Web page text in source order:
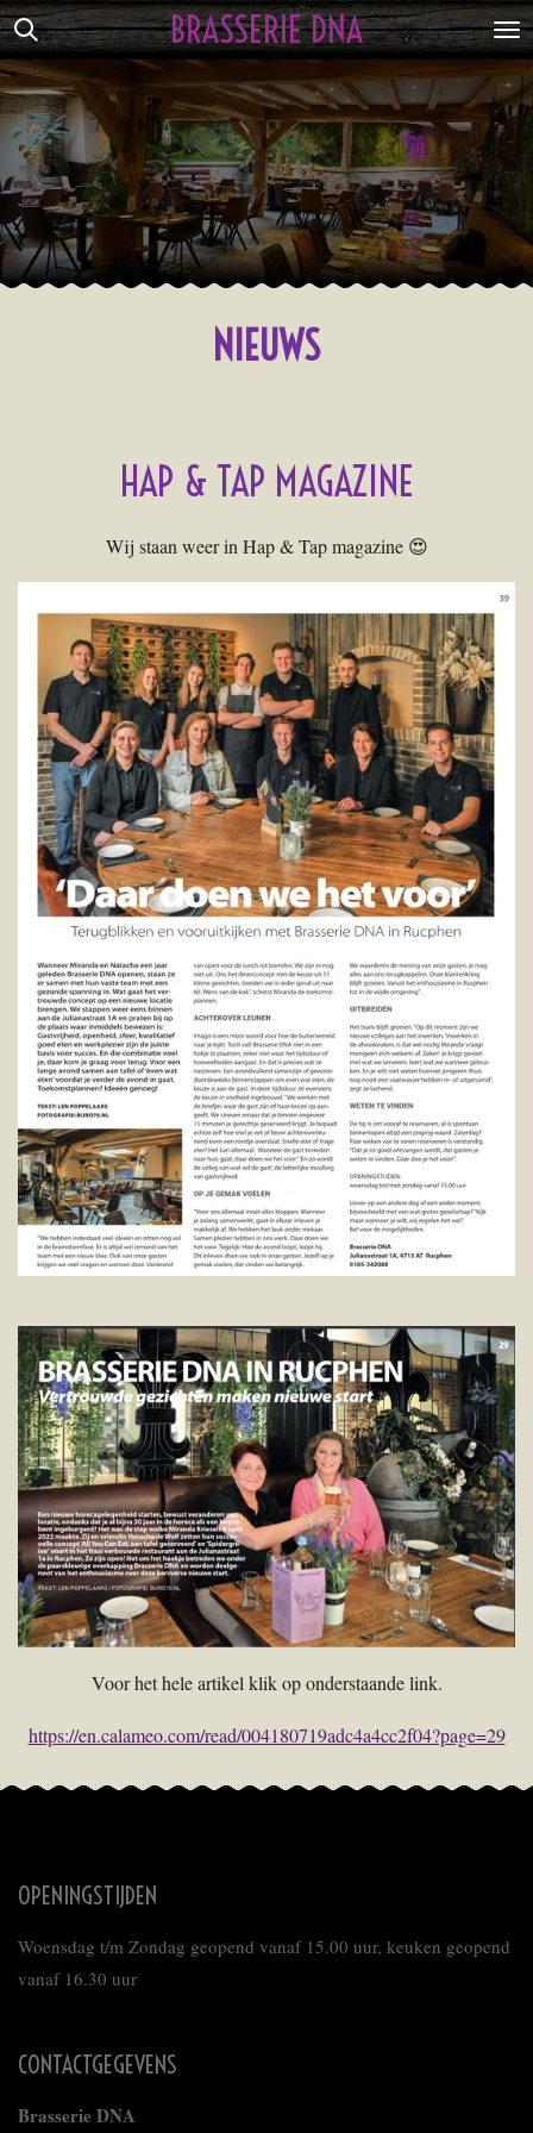
Ga
direct
naar
de
hoofdinhoud
BRASSERIE DNA
NIEUWS
HAP & TAP MAGAZINE
Wij staan weer in Hap & Tap magazine 😍
Voor het hele artikel klik op onderstaande link.
https://en.calameo.com/read/004180719adc4a4cc2f04?page=29
OPENINGSTIJDEN
Woensdag t/m Zondag geopend vanaf 15.00 uur, keuken geopend
vanaf 16.30 uur
CONTACTGEGEVENS
Brasserie DNA